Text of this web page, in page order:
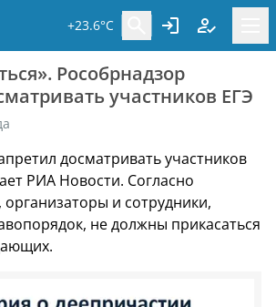
+23.6°C
Рособрнадзор
участников ЕГЭ
досматривать участников
РИА Новости. Согласно
и сотрудники,
не должны прикасаться